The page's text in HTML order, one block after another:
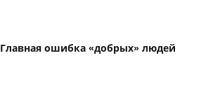
Главная ошибка «добрых» людей